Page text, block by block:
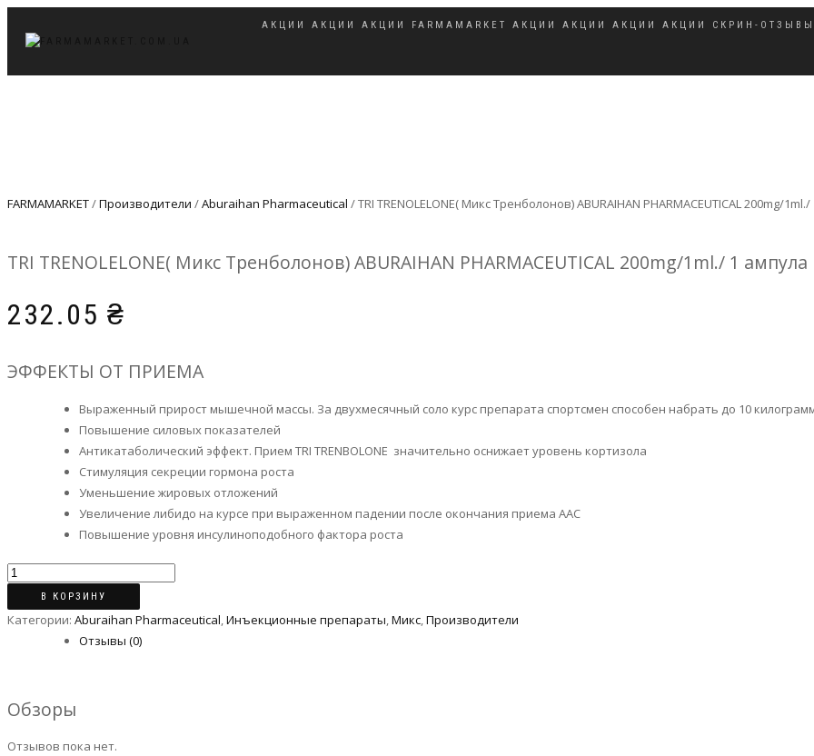
АКЦИИ АКЦИИ АКЦИИ FARMAMARKET АКЦИИ АКЦИИ АКЦИИ АКЦИИ СКРИН-ОТЗЫВЫ
FARMAMARKET/Производители /Aburaihan Pharmaceutical / TRI TRENOLELОNE( Микс Тренболонов) ABURAIHAN PHARMACEUTICAL 200mg/
TRI TRENOLELОNE( Микс Тренболонов) ABURAIHAN PHARMACEUTICAL 200mg/1ml./ 1 ампула
232.05 ₴
ЭФФЕКТЫ ОТ ПРИЕМА
Выраженный прирост мышечной массы. За двухмесячный соло курс препарата спортсмен способен набрать до 10
Повышение силовых показателей
Антикатаболический эффект. Прием TRI TRENBOLONE значительно оснижает уровень кортизола
Стимуляция секреции гормона роста
Уменьшение жировых отложений
Увеличение либидо на курсе при выраженном падении после окончания приема ААС
Повышение уровня инсулиноподобного фактора роста
Количество
TRENOLELОNE(
200mg/1ml./
1
В КОРЗИНУ
Категории: Aburaihan Pharmaceutical,Инъeкциoнныe препараты,Микс,Производители
Отзывы (0)
Обзоры
Отзывов пока нет.